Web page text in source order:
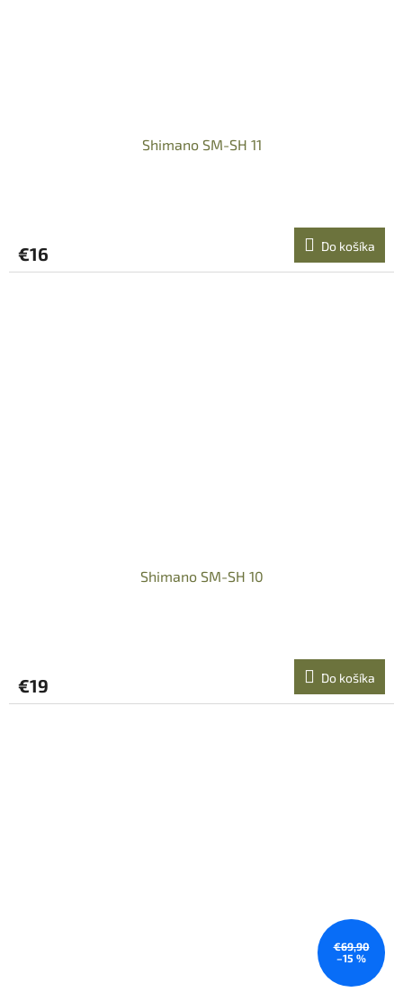
Shimano SM-SH 11
€16 Do košíka
Shimano SM-SH 10
€19 Do košíka
€69,90
–15 %